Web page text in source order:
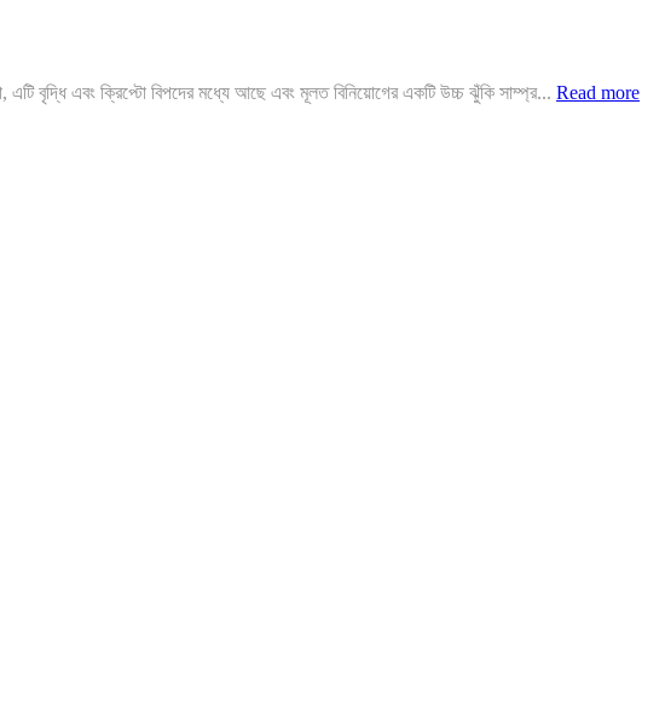
এটি বৃদ্ধি এবং ক্রিপ্টো বিপদের মধ্যে আছে এবং মূলত বিনিয়োগের একটি উচ্চ ঝুঁকি সাম্প্র... Read more